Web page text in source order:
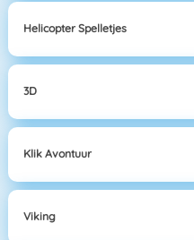
Helicopter Spelletjes
3D
Klik Avontuur
Viking